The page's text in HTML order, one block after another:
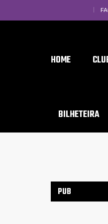
HOME
BILHETEIRA
PUB